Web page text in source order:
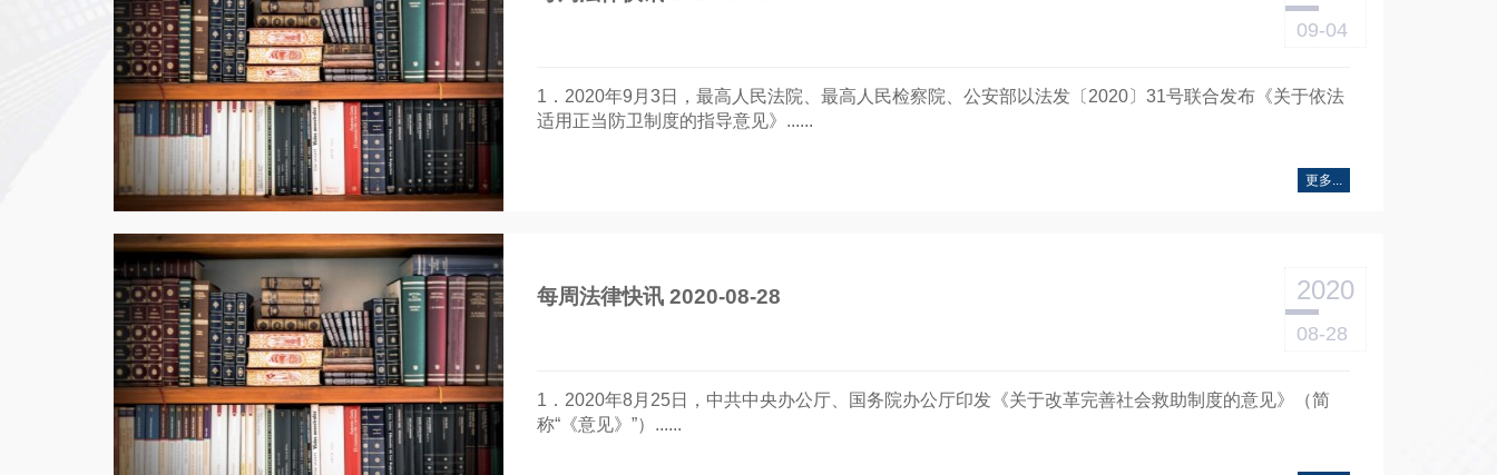
09-04
1．2020年9月3日，最高人民法院、最高人民检察院、公安部以法发〔2020〕31号联合发布《关于依法
适用正当防卫制度的指导意见》......
更多...
每周法律快讯 2020-08-28 2020
08-28
1．2020年8月25日，中共中央办公厅、国务院办公厅印发《关于改革完善社会救助制度的意见》（简
称“《意见》”）......